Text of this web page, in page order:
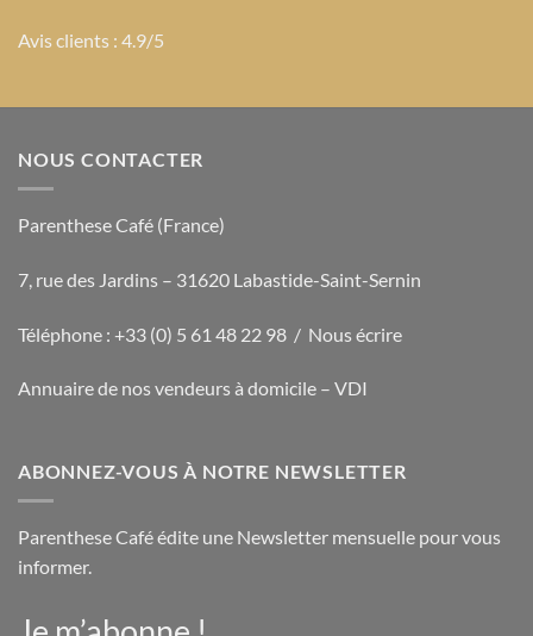
Avis clients : 4.9/5
NOUS CONTACTER
Parenthese Café (France)
7, rue des Jardins – 31620 Labastide-Saint-Sernin
Téléphone : +33 (0) 5 61 48 22 98 / Nous écrire
Annuaire de nos vendeurs à domicile – VDI
ABONNEZ-VOUS À NOTRE NEWSLETTER
Parenthese Café édite une Newsletter mensuelle pour vous
informer.